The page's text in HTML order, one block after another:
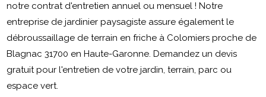
notre contrat d'entretien annuel ou mensuel ! Notre
entreprise de jardinier paysagiste assure également le
débroussaillage de terrain en friche à Colomiers proche de
Blagnac 31700 en Haute-Garonne. Demandez un devis
gratuit pour l'entretien de votre jardin, terrain, parc ou
espace vert.